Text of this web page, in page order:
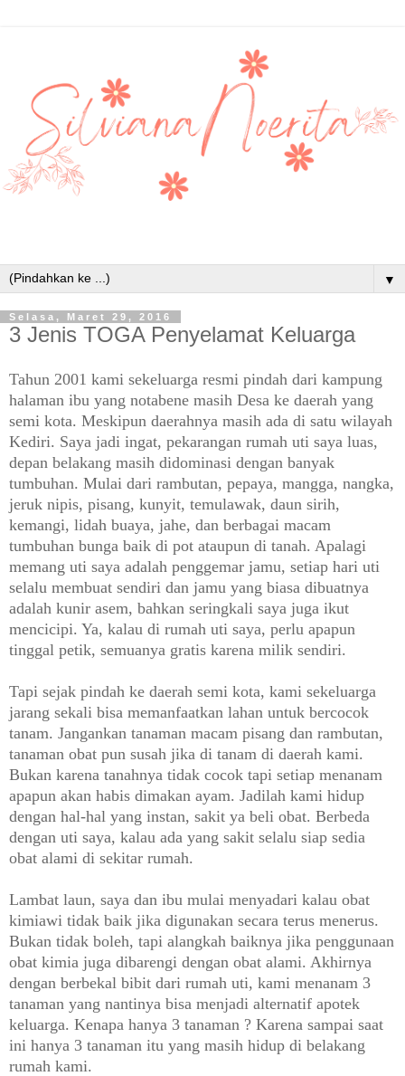
▼
Selasa, Maret 29, 2016
3 Jenis TOGA Penyelamat Keluarga
Tahun 2001 kami sekeluarga resmi pindah dari kampung
halaman ibu yang notabene masih Desa ke daerah yang
semi kota. Meskipun daerahnya masih ada di satu wilayah
Kediri. Saya jadi ingat, pekarangan rumah uti saya luas,
depan belakang masih didominasi dengan banyak
tumbuhan. Mulai dari rambutan, pepaya, mangga, nangka,
jeruk nipis, pisang, kunyit, temulawak, daun sirih,
kemangi, lidah buaya, jahe, dan berbagai macam
tumbuhan bunga baik di pot ataupun di tanah. Apalagi
memang uti saya adalah penggemar jamu, setiap hari uti
selalu membuat sendiri dan jamu yang biasa dibuatnya
adalah kunir asem, bahkan seringkali saya juga ikut
mencicipi. Ya, kalau di rumah uti saya, perlu apapun
tinggal petik, semuanya gratis karena milik sendiri.
Tapi sejak pindah ke daerah semi kota, kami sekeluarga
jarang sekali bisa memanfaatkan lahan untuk bercocok
tanam. Jangankan tanaman macam pisang dan rambutan,
tanaman obat pun susah jika di tanam di daerah kami.
Bukan karena tanahnya tidak cocok tapi setiap menanam
apapun akan habis dimakan ayam. Jadilah kami hidup
dengan hal-hal yang instan, sakit ya beli obat. Berbeda
dengan uti saya, kalau ada yang sakit selalu siap sedia
obat alami di sekitar rumah.
Lambat laun, saya dan ibu mulai menyadari kalau obat
kimiawi tidak baik jika digunakan secara terus menerus.
Bukan tidak boleh, tapi alangkah baiknya jika penggunaan
obat kimia juga dibarengi dengan obat alami. Akhirnya
dengan berbekal bibit dari rumah uti, kami menanam 3
tanaman yang nantinya bisa menjadi alternatif apotek
keluarga. Kenapa hanya 3 tanaman ? Karena sampai saat
ini hanya 3 tanaman itu yang masih hidup di belakang
rumah kami.